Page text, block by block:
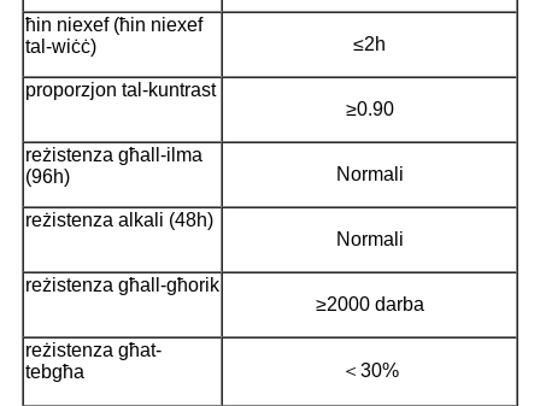
ħin niexef (ħin niexef
tal-wiċċ)
≤2h
proporzjon tal-kuntrast
≥0.90
reżistenza għall-ilma
(96h)
Normali
reżistenza alkali (48h)
Normali
reżistenza għall-għorik
≥2000 darba
reżistenza għat-
tebgħa
＜30%